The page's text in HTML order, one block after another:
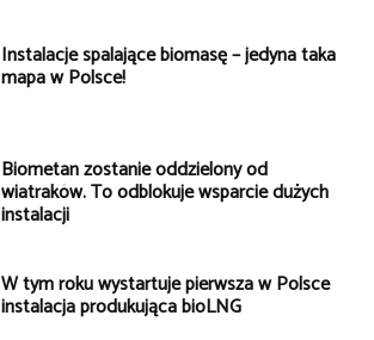
Instalacje spalające biomasę – jedyna taka
mapa w Polsce!
Biometan zostanie oddzielony od
wiatraków. To odblokuje wsparcie dużych
instalacji
W tym roku wystartuje pierwsza w Polsce
instalacja produkująca bioLNG